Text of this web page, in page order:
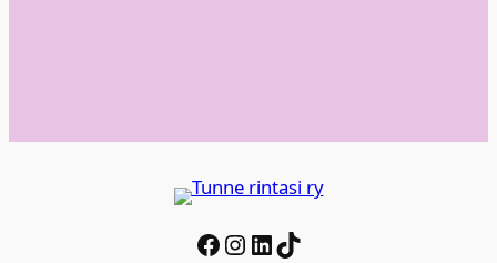
Facebook
Instagram
LinkedIn
TikTok